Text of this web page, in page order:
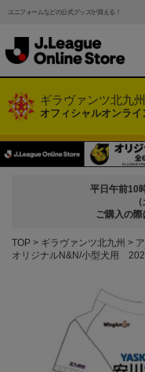
ユニフォームなどの公式グッズが買える！
ギラヴァンツ北九州
オフィシャルオンライ
平日午前10
ご購入の際
TOP ギラヴァンツ北九州
オリジナルN&N/小型犬用